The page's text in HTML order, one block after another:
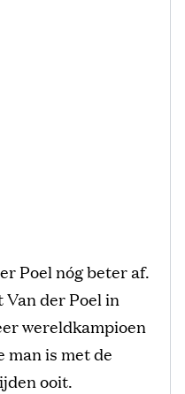
Poel nóg beter af.
der Poel in
wereldkampioen
man is met de
ooit.